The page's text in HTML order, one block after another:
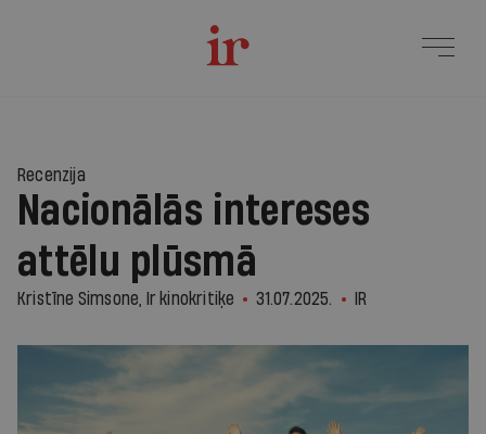
Recenzija
Nacionālās intereses
attēlu plūsmā
Kristīne Simsone, Ir kinokritiķe 31.07.2025. IR